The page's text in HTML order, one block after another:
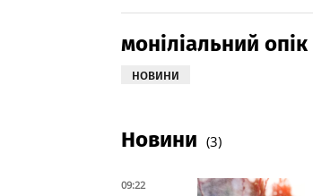
моніліальний опік
НОВИНИ
Новини (3)
09:22